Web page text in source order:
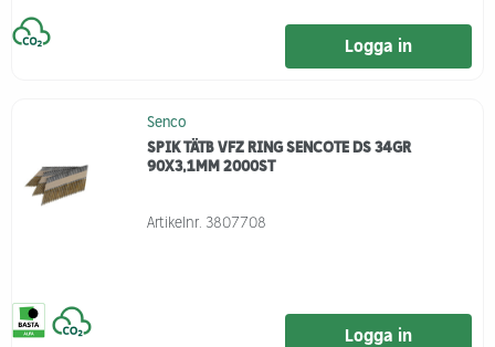
Logga in
Senco
SPIK TÄTB VFZ RING SENCOTE DS 34GR
90X3,1MM 2000ST
Artikelnr. 3807708
Logga in